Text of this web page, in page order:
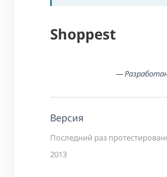
Shoppest
—
Версия
Последний раз
2013